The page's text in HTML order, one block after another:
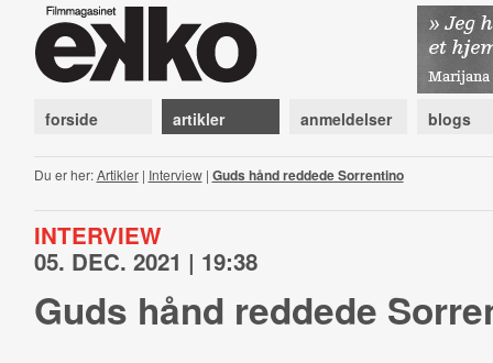
forside artikler anmeldelser blogs
Du er her:Artikler| Interview| Guds hånd reddede Sorrentino
INTERVIEW
05. DEC. 2021 | 19:38
Guds hånd reddede